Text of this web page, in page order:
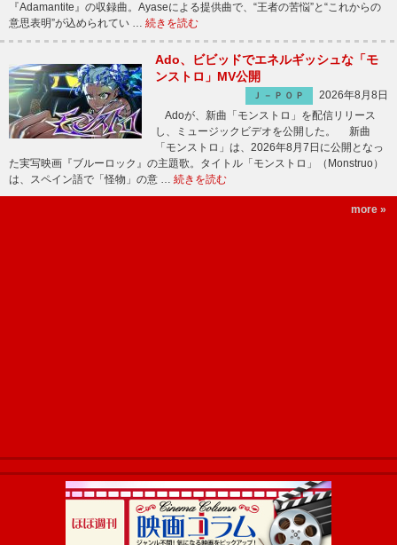
『Adamantite』の収録曲。Ayaseによる提供曲で、“王者の苦悩”と“これからの
意思表明”が込められてい … 続きを読む
Ado、ビビッドでエネルギッシュな「モ
ンストロ」MV公開
Ｊ－ＰＯＰ
2026年8月8日
Adoが、新曲「モンストロ」を配信リリース
し、ミュージックビデオを公開した。 新曲
「モンストロ」は、2026年8月7日に公開となっ
た実写映画『ブルーロック』の主題歌。タイトル「モンストロ」（Monstruo）
は、スペイン語で「怪物」の意 … 続きを読む
more »